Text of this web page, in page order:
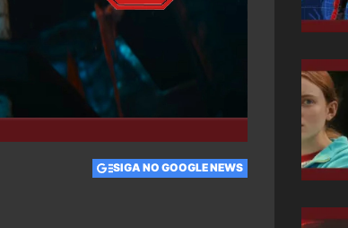
SIGA NO GOOGLE NEWS